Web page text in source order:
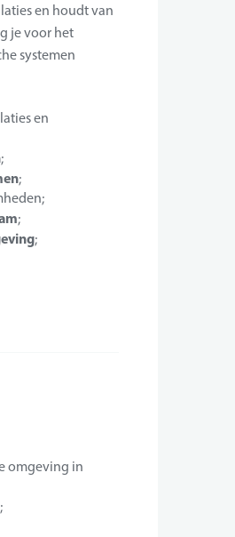
en houdt van
je voor het
systemen
en
;
;
;
;
omgeving in
;